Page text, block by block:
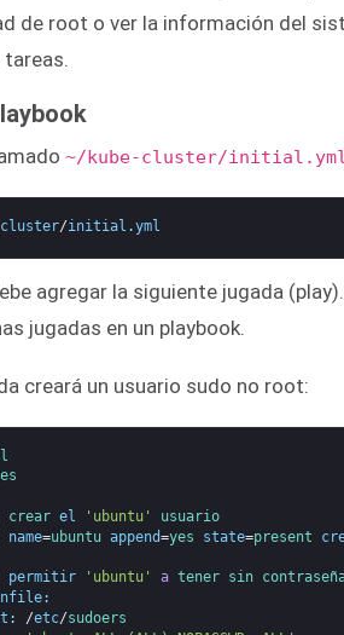
de root o ver la información del
~/kube-cluster/
cluster/initial .yml
agregar la siguiente jugada
jugadas en un playbook.
creará un usuario sudo no root:
crear el 'ubuntu'
usuario
name=ubuntu append=yes state=present
permitir 'ubuntu' a tener sin
:
: /etc/sudoers